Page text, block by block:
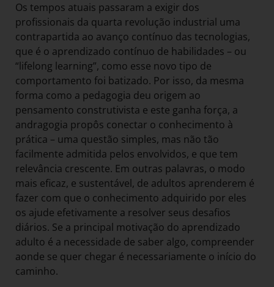
Os tempos atuais passaram a exigir dos
profissionais da quarta revolução industrial uma
contrapartida ao avanço contínuo das tecnologias,
que é o aprendizado contínuo de habilidades – ou
“lifelong learning”, como esse novo tipo de
comportamento foi batizado. Por isso, da mesma
forma como a pedagogia deu origem ao
pensamento construtivista e este ganha força, a
andragogia propôs conectar o conhecimento à
prática – uma questão simples, mas não tão
facilmente admitida pelos envolvidos, e que tem
relevância crescente. Em outras palavras, o modo
mais eficaz, e sustentável, de adultos aprenderem é
fazer com que o conhecimento adquirido por eles
os ajude efetivamente a resolver seus desafios
diários. Se a principal motivação do aprendizado
adulto é a necessidade de saber algo, compreender
aonde se quer chegar é necessariamente o início do
caminho.